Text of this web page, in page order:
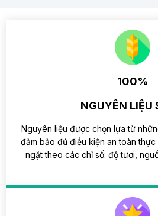
100%
NGUYÊN LIỆU
Nguyên liệu được chọn lựa từ
đảm bảo đủ điều kiện an toàn thực
ngặt theo các chỉ số: độ tươi,